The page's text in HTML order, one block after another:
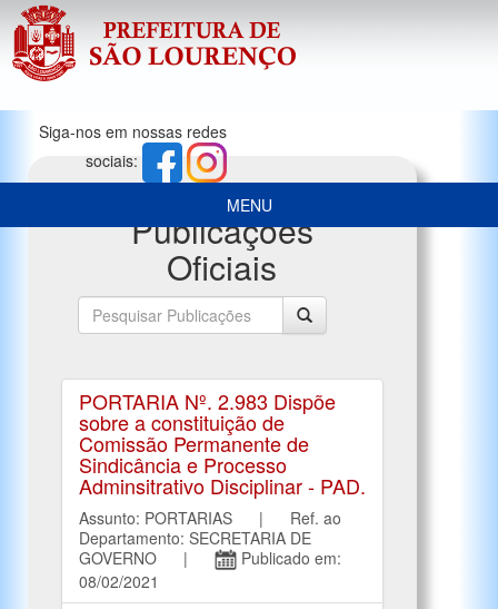
Siga-nos em nossas redes
sociais:
MENU
Publicações
Oficiais
PORTARIA Nº. 2.983 Dispõe
sobre a constituição de
Comissão Permanente de
Sindicância e Processo
Adminsitrativo Disciplinar - PAD.
Assunto: PORTARIAS | Ref. ao
Departamento: SECRETARIA DE
GOVERNO |
Publicado em:
08/02/2021